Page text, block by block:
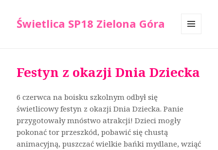
Świetlica SP18 Zielona Góra
Festyn z okazji Dnia Dziecka
6 czerwca na boisku szkolnym odbył się
świetlicowy festyn z okazji Dnia Dziecka. Panie
przygotowały mnóstwo atrakcji! Dzieci mogły
pokonać tor przeszkód, pobawić się chustą
animacyjną, puszczać wielkie bańki mydlane, wziąć